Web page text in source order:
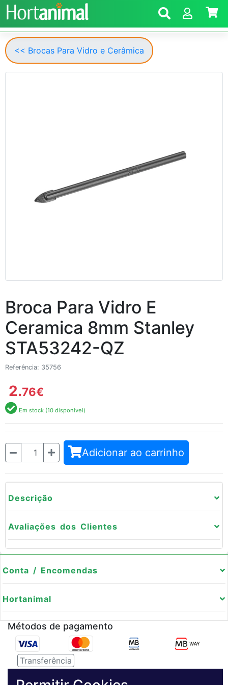
<< Brocas Para Vidro e Cerâmica
Broca Para Vidro E
Ceramica 8mm Stanley
STA53242-QZ
Referência: 35756
2.76€
Em stock (10 disponível)
Quantidade Adicionar ao carrinho
Descrição
Avaliações dos Clientes
Conta / Encomendas
Hortanimal
Métodos de pagamento
Transferência